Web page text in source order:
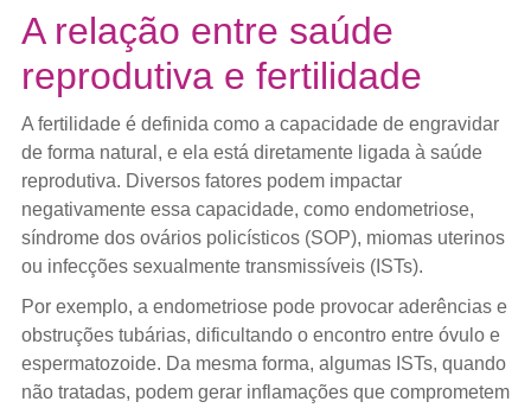
A relação entre saúde
reprodutiva e fertilidade
A fertilidade é definida como a capacidade de engravidar
de forma natural, e ela está diretamente ligada à saúde
reprodutiva. Diversos fatores podem impactar
negativamente essa capacidade, como endometriose,
síndrome dos ovários policísticos (SOP), miomas uterinos
ou infecções sexualmente transmissíveis (ISTs).
Por exemplo, a endometriose pode provocar aderências e
obstruções tubárias, dificultando o encontro entre óvulo e
espermatozoide. Da mesma forma, algumas ISTs, quando
não tratadas, podem gerar inflamações que comprometem